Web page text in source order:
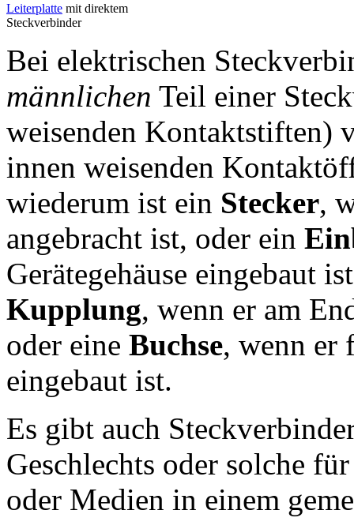
Leiterplatte mit direktem
Steckverbinder
Bei elektrischen
männlichen Teil einer
weisenden Kontaktstiften)
innen weisenden
wiederum ist ein Stecker,
angebracht ist, oder ein
Gerätegehäuse eingebaut
Kupplung, wenn er am
oder eine Buchse, wenn er
eingebaut ist.
Es gibt auch
Geschlechts oder solche
oder Medien in einem